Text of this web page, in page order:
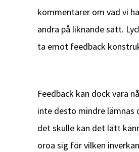
kommentarer om vad vi
andra på liknande sätt.
ta emot feedback
Feedback kan dock vara
inte desto mindre lämnas
det skulle kan det lätt
oroa sig för vilken